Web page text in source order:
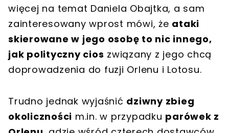
więcej na temat Daniela Obajtka, a sam
zainteresowany wprost mówi, że ataki
skierowane w jego osobę to nic innego,
jak polityczny cios związany z jego chcą
doprowadzenia do fuzji Orlenu i Lotosu.
Trudno jednak wyjaśnić dziwny zbieg
okoliczności m.in. w przypadku parówek z